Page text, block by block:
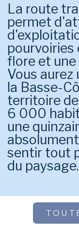
La route
permet
pourvoiries
flore et
Vous
la Basse-
territoire
6 000
une
sentir tout
du paysage.